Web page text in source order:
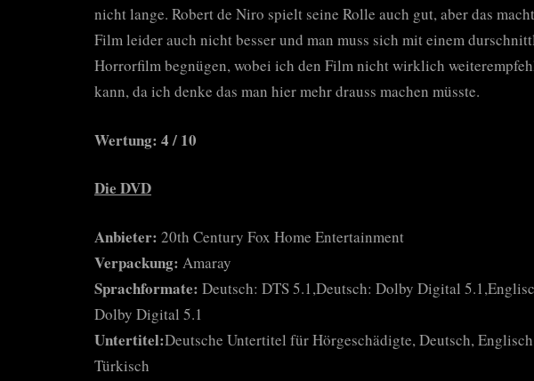
nicht lange. Robert de Niro spielt seine Rolle auch gut, aber das
Film leider auch nicht besser und man muss sich mit einem
Horrorfilm begnügen, wobei ich den Film nicht wirklich
kann, da ich denke das man hier mehr drauss machen müsste.
Wertung: 4 / 10
Die DVD
Anbieter: 20th Century Fox Home Entertainment
Verpackung: Amaray
Sprachformate: Deutsch: DTS 5.1,Deutsch: Dolby Digital
Dolby Digital 5.1
Untertitel:Deutsche Untertitel für Hörgeschädigte, Deutsch,
Türkisch